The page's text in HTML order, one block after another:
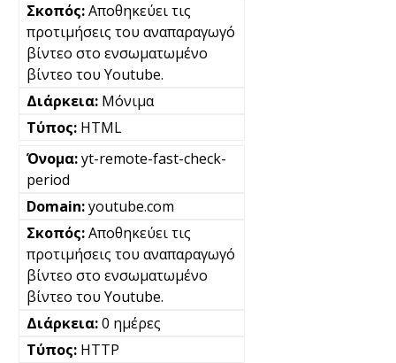
Αποθηκεύει τις
προτιμήσεις του αναπαραγωγό
βίντεο στο ενσωματωμένο
βίντεο του Youtube.
Μόνιμα
HTML
yt-remote-fast-check-
period
youtube.com
Αποθηκεύει τις
προτιμήσεις του αναπαραγωγό
βίντεο στο ενσωματωμένο
βίντεο του Youtube.
0 ημέρες
HTTP